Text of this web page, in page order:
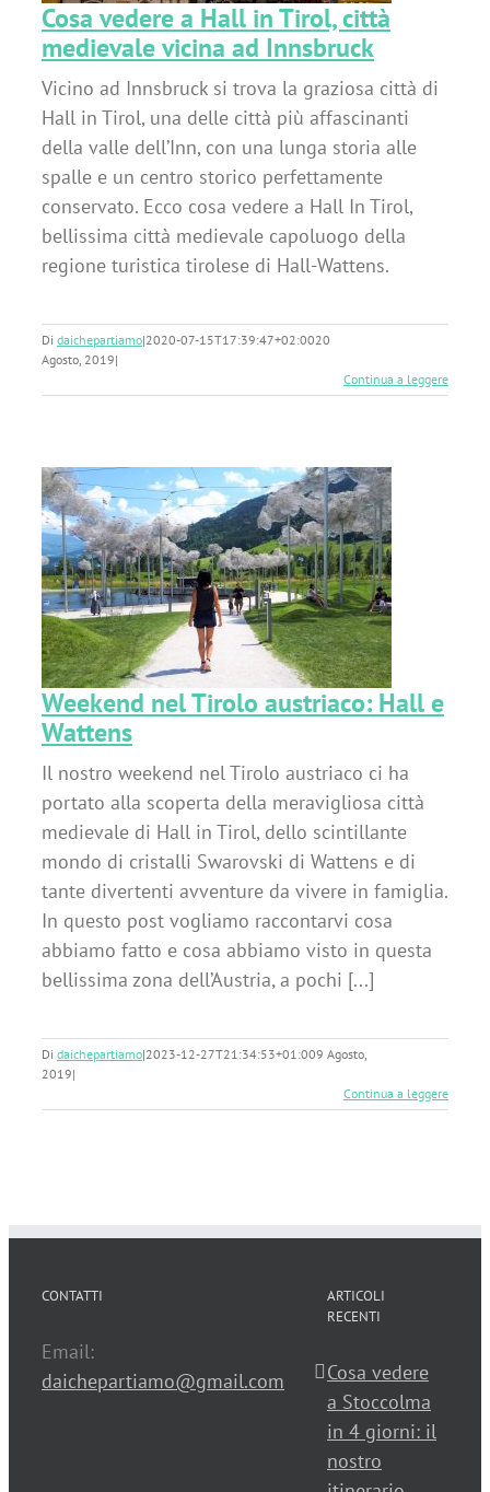
Cosa vedere a Hall in Tirol, città
medievale vicina ad Innsbruck
Vicino ad Innsbruck si trova la graziosa città di
Hall in Tirol, una delle città più affascinanti
della valle dell’Inn, con una lunga storia alle
spalle e un centro storico perfettamente
conservato. Ecco cosa vedere a Hall In Tirol,
bellissima città medievale capoluogo della
regione turistica tirolese di Hall-Wattens.
Di daichepartiamo|2020-07-15T17:39:47+02:0020
Agosto, 2019|
Continua a leggere
Weekend nel Tirolo austriaco: Hall e
Wattens
Il nostro weekend nel Tirolo austriaco ci ha
portato alla scoperta della meravigliosa città
medievale di Hall in Tirol, dello scintillante
mondo di cristalli Swarovski di Wattens e di
tante divertenti avventure da vivere in famiglia.
In questo post vogliamo raccontarvi cosa
abbiamo fatto e cosa abbiamo visto in questa
bellissima zona dell’Austria, a pochi [...]
Di daichepartiamo|2023-12-27T21:34:53+01:009 Agosto,
2019|
Continua a leggere
CONTATTI
Email:
daichepartiamo@gmail.com
ARTICOLI
RECENTI
Cosa vedere
a Stoccolma
in 4 giorni: il
nostro